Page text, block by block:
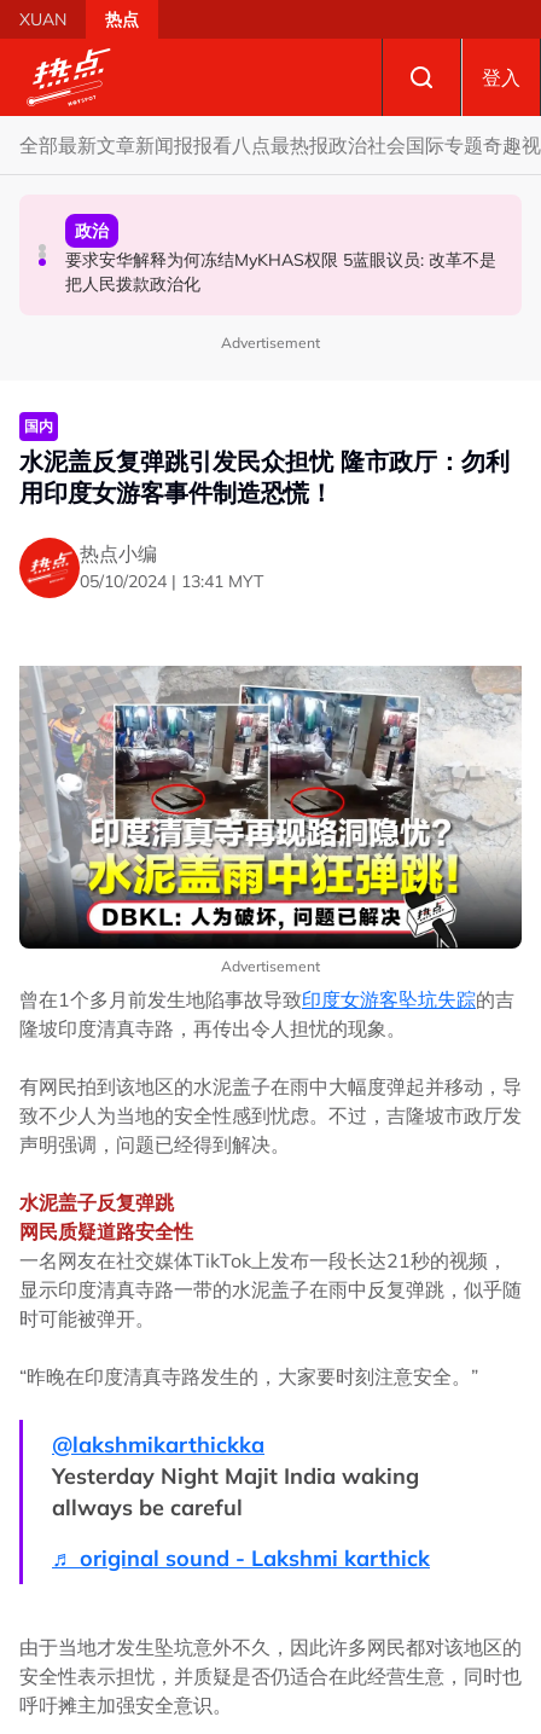
Skip to main content
XUAN 热点
登入
全部最新文章新闻报报看八点最热报政治社会国际专题奇趣
国际
AI电影沦“反面教材”？ 狮城本土电影公司国庆献礼掀网民
论战
政治
要求安华解释为何冻结MyKHAS权限 5蓝眼议员: 改革不是
把人民拨款政治化
政治
若国盟国阵甲州选谈不拢 分析: 丹登议席分配恐更艰难
Advertisement
国内
水泥盖反复弹跳引发民众担忧 隆市政厅：勿利
用印度女游客事件制造恐慌！
热点小编
05/10/2024 | 13:41 MYT
Advertisement
曾在1个多月前发生地陷事故导致印度女游客坠坑失踪的吉
隆坡印度清真寺路，再传出令人担忧的现象。
有网民拍到该地区的水泥盖子在雨中大幅度弹起并移动，导
致不少人为当地的安全性感到忧虑。不过，吉隆坡市政厅发
声明强调，问题已经得到解决。
水泥盖子反复弹跳
网民质疑道路安全性
一名网友在社交媒体TikTok上发布一段长达21秒的视频，
显示印度清真寺路一带的水泥盖子在雨中反复弹跳，似乎随
时可能被弹开。
“昨晚在印度清真寺路发生的，大家要时刻注意安全。”
@lakshmikarthickka
Yesterday Night Majit India waking
allways be careful
♬ original sound - Lakshmi karthick
由于当地才发生坠坑意外不久，因此许多网民都对该地区的
安全性表示担忧，并质疑是否仍适合在此经营生意，同时也
呼吁摊主加强安全意识。